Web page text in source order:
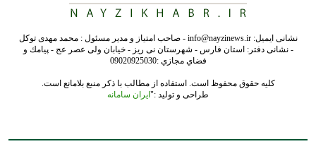
نشانی ایمیل: info@nayzinews.ir - صاحب امتیاز و مدیر مسئول : محمد مهدی توکل
- نشانی دفتر: استان فارس - شهرستان نی ریز - خیابان ولی عصر عج - پيامك و
فضاي مجازي :09020925030
کلیه حقوق محفوظ است. استفاده از مطالب با ذکر منبع بلامانع است.
طراحی و تولید :" ایران سامانه